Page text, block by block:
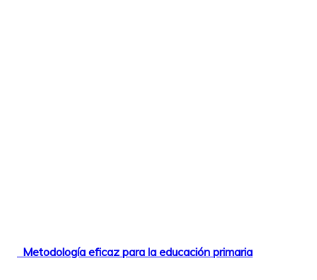
Metodología eficaz para la educación primaria